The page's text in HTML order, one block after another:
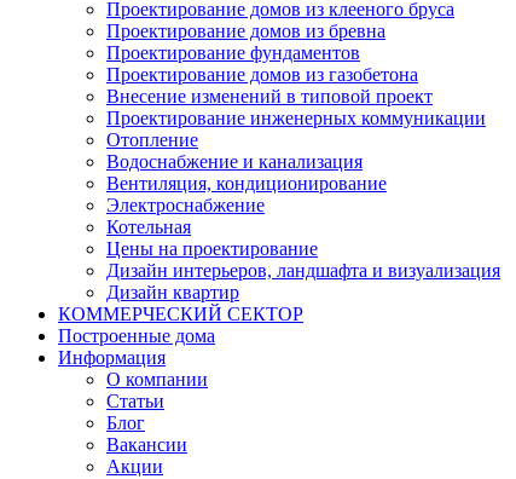
Проектирование домов из клееного бруса
Проектирование домов из бревна
Проектирование фундаментов
Проектирование домов из газобетона
Внесение изменений в типовой проект
Проектирование инженерных коммуникации
Отопление
Водоснабжение и канализация
Вентиляция, кондиционирование
Электроснабжение
Котельная
Цены на проектирование
Дизайн интерьеров, ландшафта и визуализация
Дизайн квартир
КОММЕРЧЕСКИЙ СЕКТОР
Построенные дома
Информация
О компании
Статьи
Блог
Вакансии
Акции